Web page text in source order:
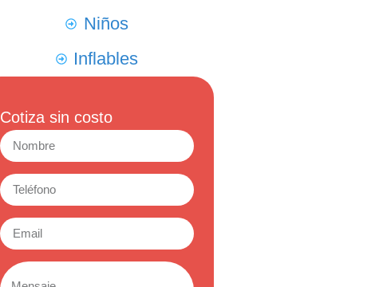
Niños
Inflables
Cotiza sin costo